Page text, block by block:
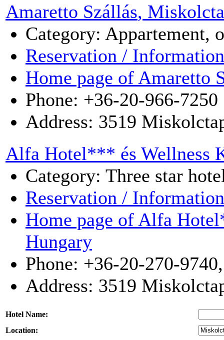
Amaretto Szállás,
Category: Appartement,
Reservation / Information
Home page of Amaretto
Phone: +36-20-966-7250
Address: 3519
Alfa Hotel*** és Wellness
Category: Three star
Reservation / Information
Home page of Alfa
Hungary
Phone: +36-20-270-
Address: 3519
Hotel Name:
Location: